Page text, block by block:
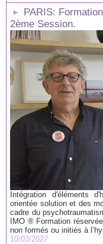
PARIS:
2ème Session.
Intégration d'éléments
orientée solution et des
cadre du
IMO ® Formation
non formés ou initiés à
10/03/2027